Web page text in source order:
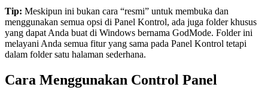
Tip: Meskipun ini bukan cara “resmi” untuk membuka dan
menggunakan semua opsi di Panel Kontrol, ada juga folder khusus
yang dapat Anda buat di Windows bernama GodMode. Folder ini
melayani Anda semua fitur yang sama pada Panel Kontrol tetapi
dalam folder satu halaman sederhana.
Cara Menggunakan Control Panel